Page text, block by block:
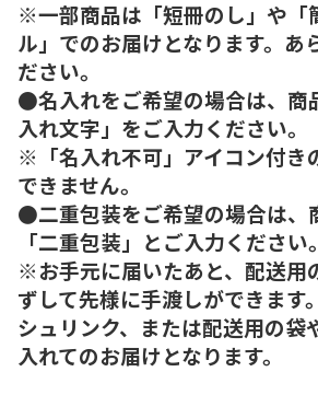
※一部商品は「短冊のし」や「
ル」でのお届けとなります。あ
ださい。
●名入れをご希望の場合は、商
入れ文字」をご入力ください。
※「名入れ不可」アイコン付き
できません。
●二重包装をご希望の場合は、
「二重包装」とご入力ください。
※お手元に届いたあと、配送用
ずして先様に手渡しができます
シュリンク、または配送用の袋
入れてのお届けとなります。